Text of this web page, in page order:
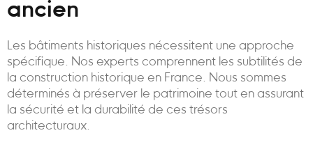
ancien
Les bâtiments historiques nécessitent une approche
spécifique. Nos experts comprennent les subtilités de
la construction historique en France. Nous sommes
déterminés à préserver le patrimoine tout en assurant
la sécurité et la durabilité de ces trésors
architecturaux.